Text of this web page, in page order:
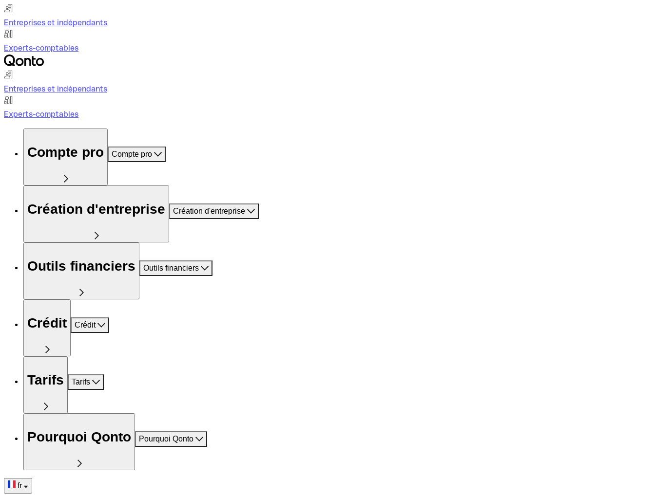
Entreprises et indépendants
Experts-comptables
Entreprises et indépendants
Experts-comptables
Compte pro Compte pro
Création d'entreprise Création d'entreprise
Outils financiers Outils financiers
Crédit Crédit
Tarifs Tarifs
Pourquoi Qonto Pourquoi Qonto
fr